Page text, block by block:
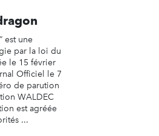
est une
par la loi du
le 15 février
Officiel le 7
de parution
WALDEC
est agréée
...